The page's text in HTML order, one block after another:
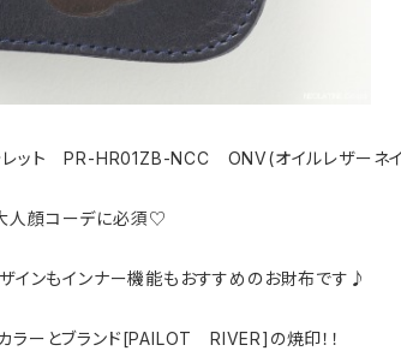
ット PR-HR01ZB-NCC ONV(オイルレザーネイ
人顔コーデに必須♡
インもインナー機能もおすすめのお財布です♪
ラーとブランド[PAILOT RIVER]の焼印！！